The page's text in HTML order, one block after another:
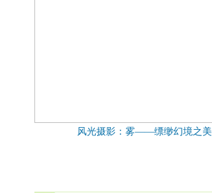
风光摄影：雾——缥缈幻境之美